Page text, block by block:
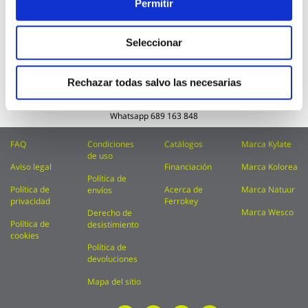
Permitir
Seleccionar
Rechazar todas salvo las necesarias
a
de
Enviar
Acepto recibir comunicaciones comerciales
a nuestraPolítica de privacidad
Whatsapp689 163 848
FAQ
Aviso legal
Política de
privacidad
Política de
cookies
Condiciones
de uso
Política de
envíos
Derecho de
desistimiento
Política de
devoluciones
Mapa del sitio
Catálogos
Financiación
Acerca de
Ferrokey
Marca Kylate
Marca Kolorea
Marca Natuur
Marca Wesco